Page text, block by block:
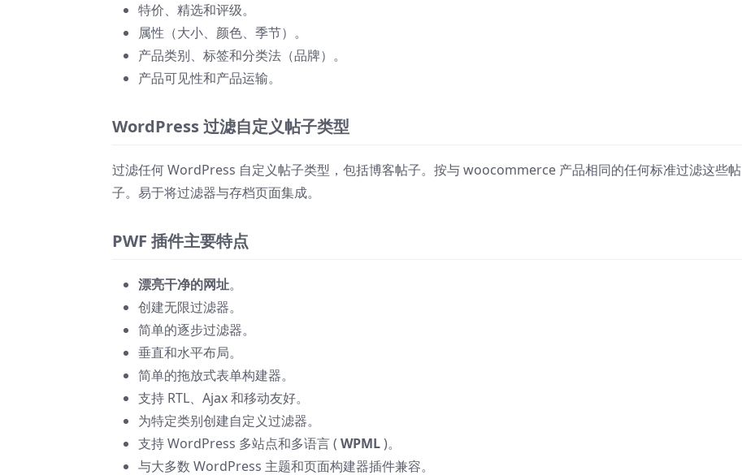
特价、精选和评级。
属性（大小、颜色、季节）。
产品类别、标签和分类法（品牌）。
产品可见性和产品运输。
WordPress 过滤自定义帖子类型
过滤任何 WordPress 自定义帖子类型，包括博客帖子。按与 woocommerce 产品相同的任何标准过滤这些帖
子。易于将过滤器与存档页面集成。
PWF 插件主要特点
漂亮干净的网址。
创建无限过滤器。
简单的逐步过滤器。
垂直和水平布局。
简单的拖放式表单构建器。
支持 RTL、Ajax 和移动友好。
为特定类别创建自定义过滤器。
支持 WordPress 多站点和多语言 ( WPML)。
与大多数 WordPress 主题和页面构建器插件兼容。